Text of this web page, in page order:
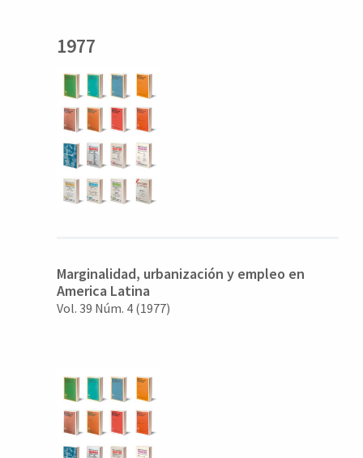
1977
Marginalidad, urbanización y empleo en
America Latina
Vol. 39 Núm. 4 (1977)